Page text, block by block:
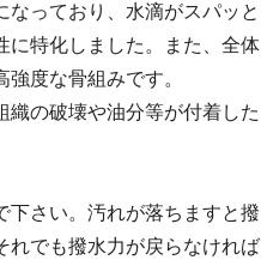
なっており、水滴がスパッと
に特化しました。また、全体
度な骨組みです。
の破壊や油分等が付着した
下さい。汚れが落ちますと撥
れでも撥水力が戻らなければ